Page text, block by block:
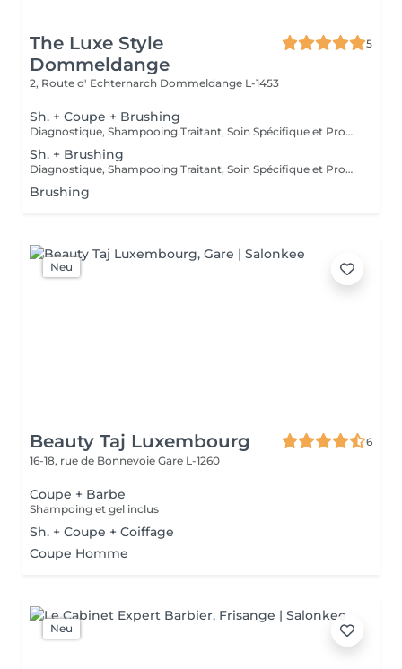
The Luxe Style
Dommeldange
5
2, Route d' Echternarch Dommeldange L-1453
Sh. + Coupe + Brushing
Diagnostique, Shampooing Traitant, Soin Spécifique et Produits Coiffants inclus
Sh. + Brushing
Diagnostique, Shampooing Traitant, Soin Spécifique et Produits Coiffants inclus
Brushing
Neu
Beauty Taj Luxembourg
6
16-18, rue de Bonnevoie Gare L-1260
Coupe + Barbe
Shampoing et gel inclus
Sh. + Coupe + Coiffage
Coupe Homme
Neu